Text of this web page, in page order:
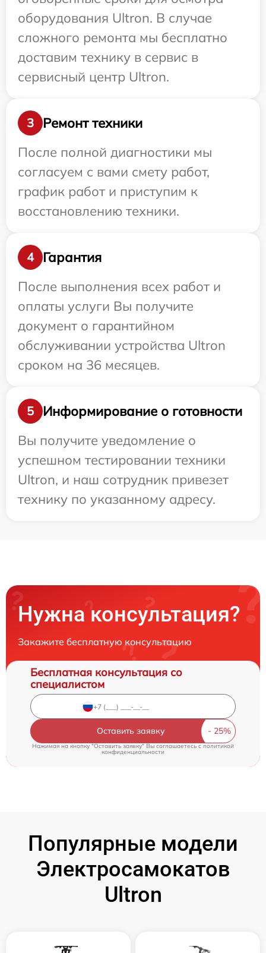
оборудования Ultron. В случае
сложного ремонта мы бесплатно
доставим технику в сервис в
сервисный центр Ultron.
3
Ремонт техники
После полной диагностики мы
согласуем с вами смету работ,
график работ и приступим к
восстановлению техники.
4
Гарантия
После выполнения всех работ и
оплаты услуги Вы получите
документ о гарантийном
обслуживании устройства Ultron
сроком на 36 месяцев.
5
Информирование о готовности
Вы получите уведомление о
успешном тестировании техники
Ultron, и наш сотрудник привезет
технику по указанному адресу.
Нужна консультация?
Закажите бесплатную консультацию
Бесплатная консультация со
специалистом
Оставить заявку
Нажимая на кнопку "Оставить заявку" Вы соглашаетесь c политикой
конфиденциальности
Популярные модели
Электросамокатов
Ultron